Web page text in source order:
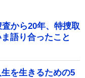
から20年、特捜取
語り合ったこと
を生きるための5